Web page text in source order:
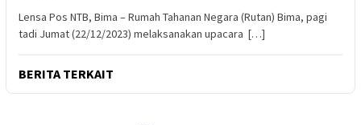
Lensa Pos NTB, Bima – Rumah Tahanan Negara (Rutan) Bima, pagi
tadi Jumat (22/12/2023) melaksanakan upacara […]
BERITA TERKAIT